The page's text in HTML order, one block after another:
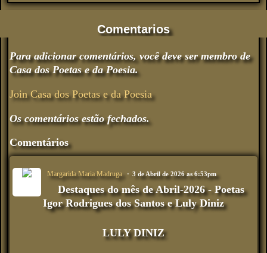
Comentarios
Para adicionar comentários, você deve ser membro de
Casa dos Poetas e da Poesia.
Join Casa dos Poetas e da Poesia
Os comentários estão fechados.
Comentários
Margarida Maria Madruga 3 de Abril de 2026 as 6:53pm
Destaques do mês de Abril-2026 - Poetas
Igor Rodrigues dos Santos e Luly Diniz
LULY DINIZ